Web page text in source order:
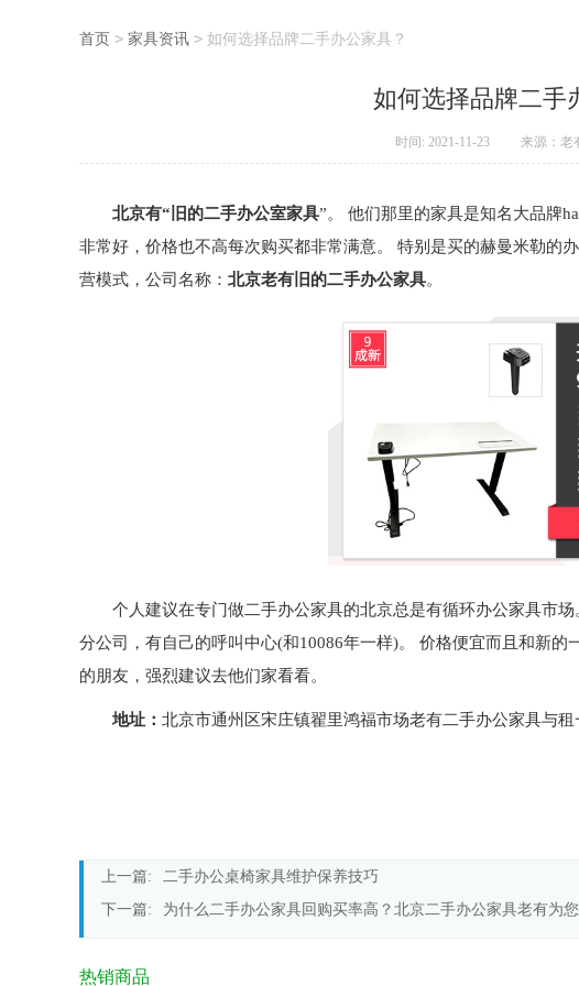
首页 > 家具资讯 > 如何选择品牌二手办公家具？
如何选择品牌二手
时间: 2021-11-23 来源：老
北京有“旧的二手办公室家具”。 他们那里的家具是知名大品牌
非常好，价格也不高每次购买都非常满意。 特别是买的赫曼米勒的
营模式，公司名称： 北京老有旧的二手办公家具。
个人建议在专门做二手办公家具的北京总是有循环办公家具市场
分公司，有自己的呼叫中心(和10086年一样)。 价格便宜而且和新的
的朋友，强烈建议去他们家看看。
地址： 北京市通州区宋庄镇翟里鸿福市场老有二手办公家具与
上一篇:
二手办公桌椅家具维护保养技巧
下一篇:
为什么二手办公家具回购买率高？北京二手办公家具老有为
热销商品